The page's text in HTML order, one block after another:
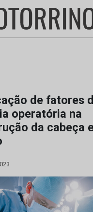
de fatores
operatória na
da cabeça